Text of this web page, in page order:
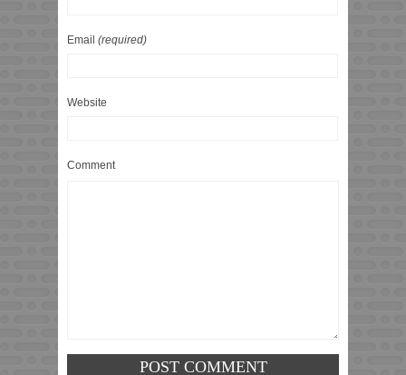
Email (required)
Website
Comment